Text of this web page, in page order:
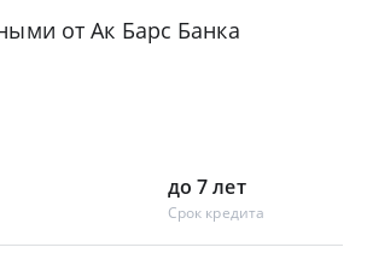
от Ак Барс Банка
до 7 лет
Срок кредита